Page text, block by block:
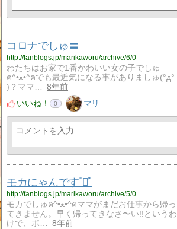
コロナでしゅ〓
http://fanblogs.jp/marikaworu/archive/6/0
わたちはお家で1番かわいい女の子でしゅ
ฅ^•ﻌ•^ฅでも最近気になる事がありましゅ(°д°
)？ママ…
8年前
いいね！
0 マリ
モカにゃんです˚࿀̊˚
http://fanblogs.jp/marikaworu/archive/5/0
モカでしゅฅ^•ﻌ•^ฅママがまだお仕事から帰っ
てきません。早く帰ってきなさ〜い!!というわ
けで、ポ…
8年前